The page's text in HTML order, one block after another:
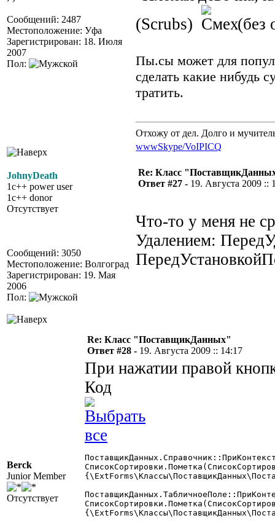
Сообщений: 2487
Местоположение: Уфа
Зарегистрирован: 18. Июля
2007
Пол:
(Scrubs)
(без
Пы.сы может для
сделать какие нибудь
тратить.
Отхожу от дел. Долго и
wwwSkype/VoIPICQ
JohnyDeath
1c++ power user
1c++ donor
Отсутствует
Сообщений: 3050
Местоположение: Волгоград
Зарегистрирован: 19. Мая
2006
Пол:
Re: Класс
Ответ #27 - 19. Августа 2009 ::
Что-то у меня не
Удалением:
Berck
Junior Member
Отсутствует
Re: Класс "ПоставщикДанных"
Ответ #28 - 19. Августа 2009 :: 14:17
При нажатии правой
Код
ПоставщикДанных.ТабличноеПоле::ПриКонтекстномМеню(Число ТипРегиона=3,